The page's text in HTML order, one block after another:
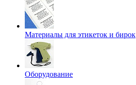
Материалы для этикеток и бирок
Оборудование